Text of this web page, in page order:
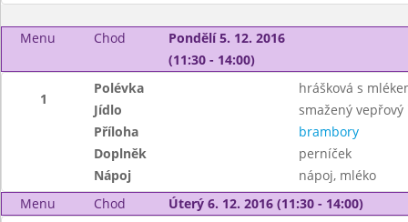
Menu Chod
Pondělí 5. 12. 2016
(11:30 - 14:00)
1
Polévka
hrášková s
Jídlo
smažený vepřový
Příloha
brambory
Doplněk
perníček
Nápoj
nápoj, mléko
Menu
Chod Úterý 6. 12. 2016 (11:30 - 14:00)